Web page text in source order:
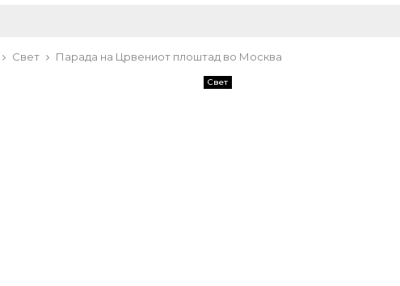
Свет Парада на Црвениот плоштад во Москва
Свет